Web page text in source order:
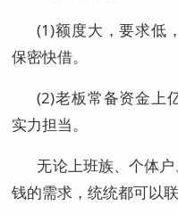
(1)额度大，要求低
保密快借。
(2)老板常备资金上
实力担当。
无论上班族、个体
钱的需求，统统都可以联